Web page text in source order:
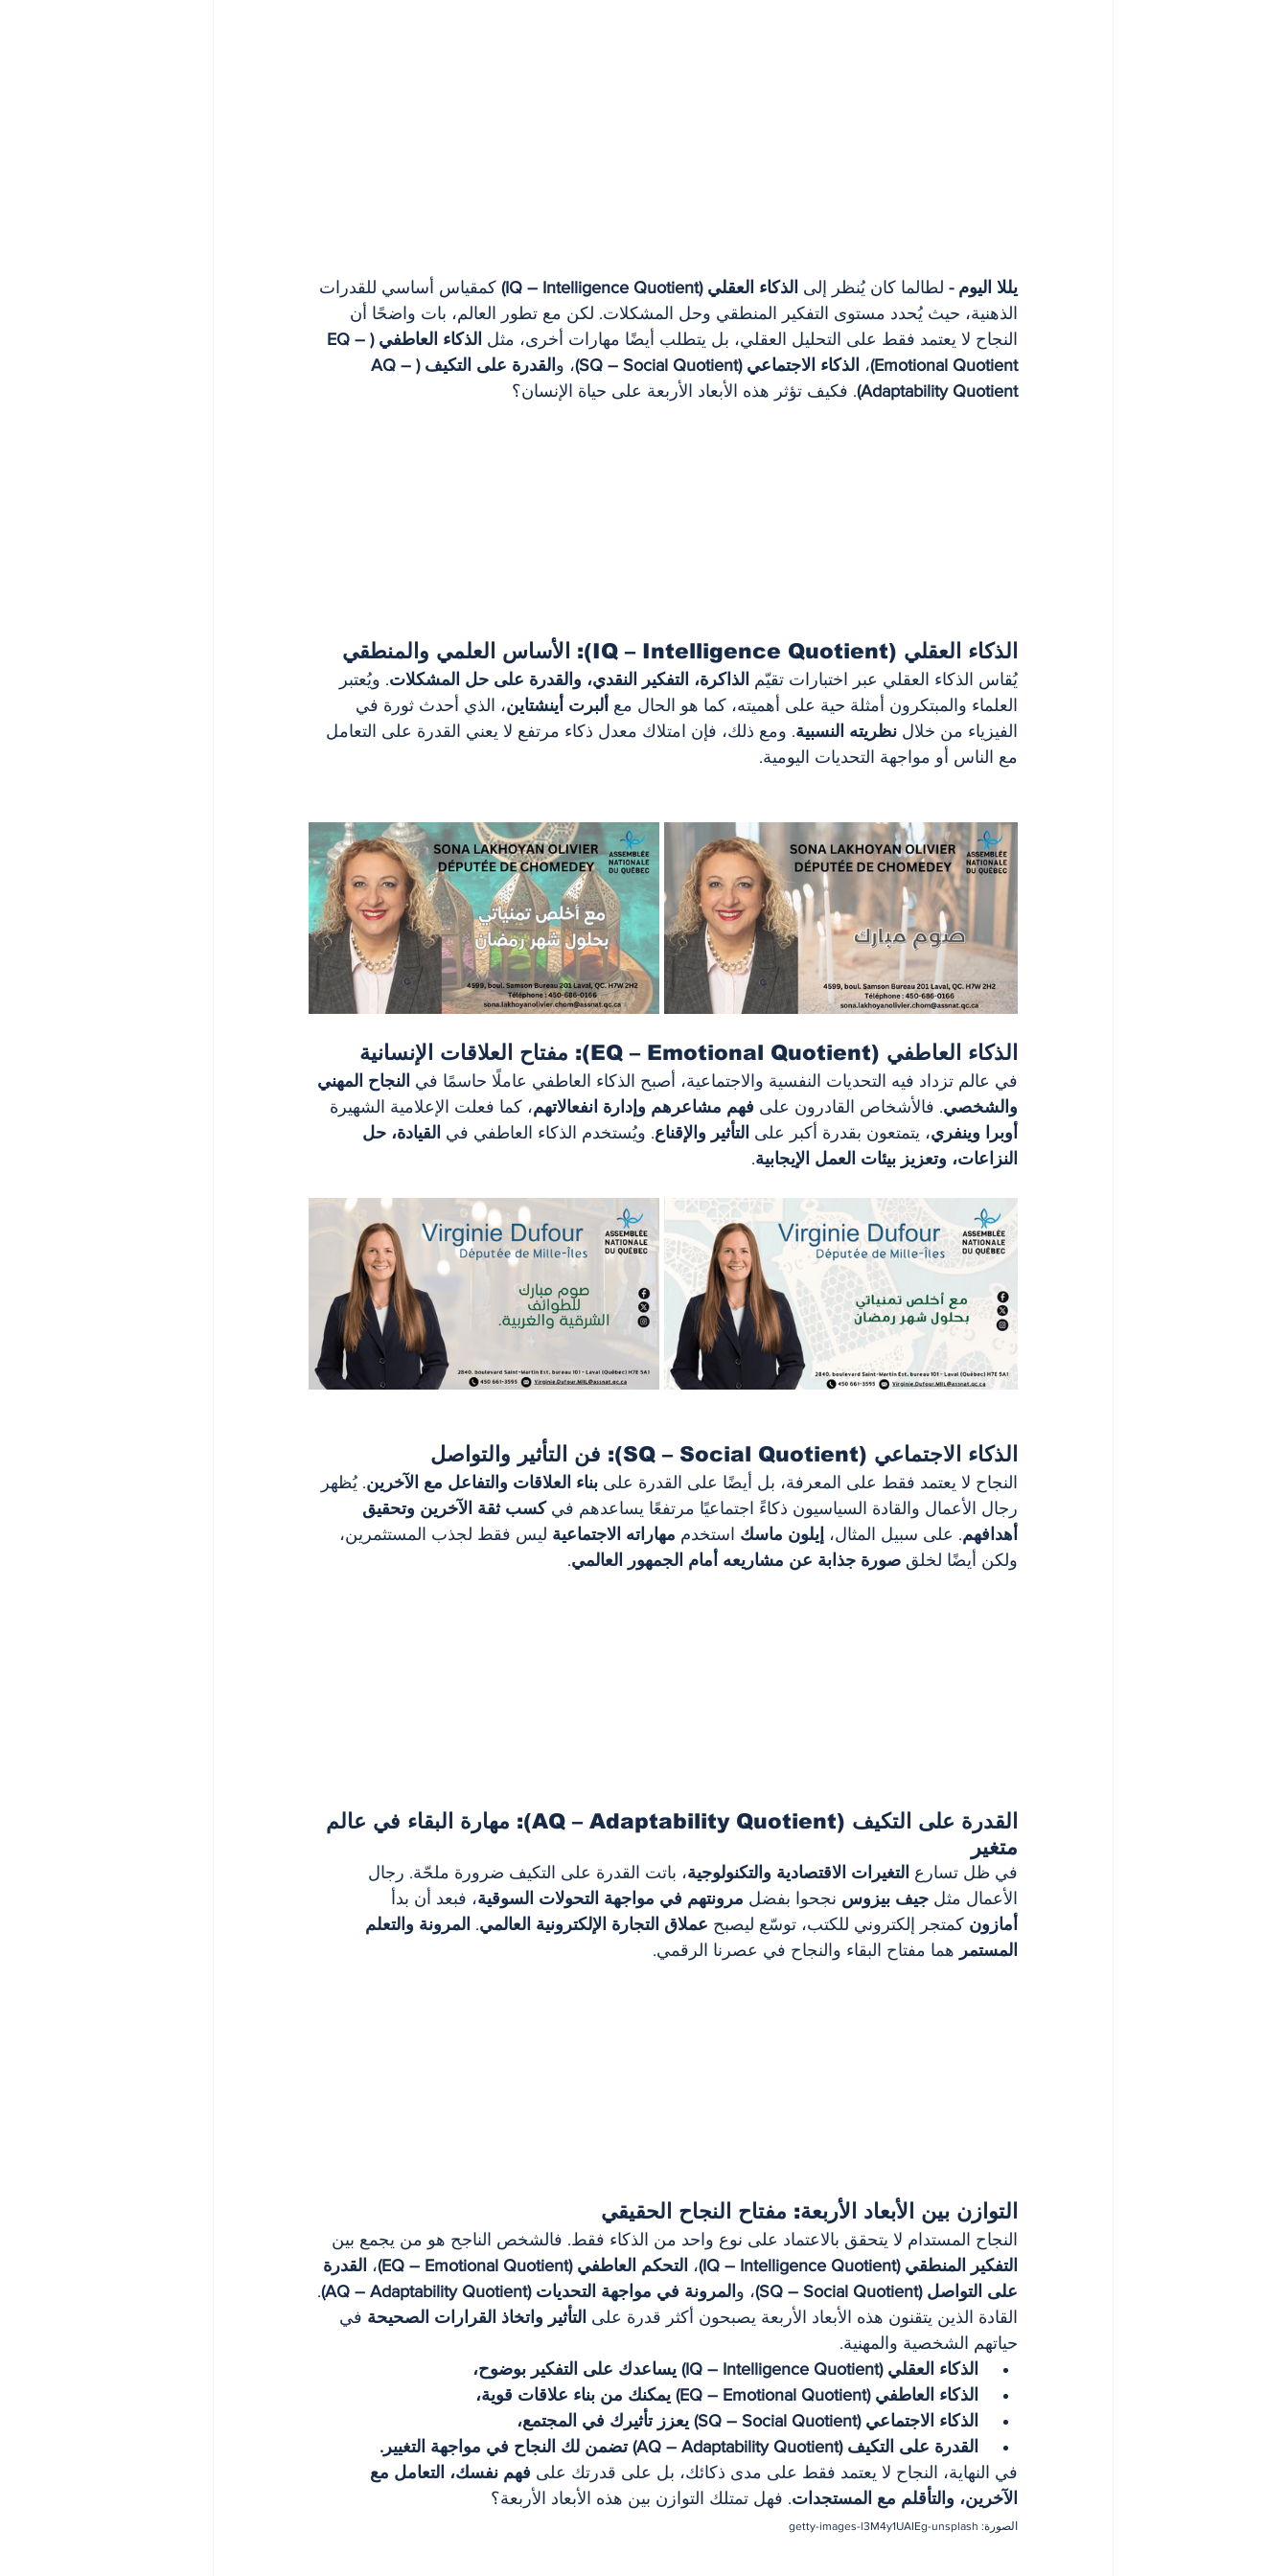
يللا اليوم - لطالما كان يُنظر إلى الذكاء العقلي (IQ – Intelligence Quotient)
كمقياس أساسي للقدرات
الذهنية، حيث يُحدد مستوى التفكير المنطقي وحل المشكلات. لكن مع تطور العالم، بات واضحًا أن
النجاح لا يعتمد فقط على التحليل العقلي، بل يتطلب أيضًا مهارات أخرى، مثل
الذكاء العاطفي (EQ –
Emotional Quotient) ، الذكاء الاجتماعي (SQ – Social Quotient) ، و
القدرة على التكيف (AQ –
Adaptability Quotient) . فكيف تؤثر هذه الأبعاد الأربعة على حياة الإنسان؟
الذكاء العقلي (IQ – Intelligence Quotient): الأساس العلمي والمنطقي
يُقاس الذكاء العقلي عبر اختبارات تقيّم الذاكرة، التفكير النقدي، والقدرة على حل المشكلات. ويُعتبر
العلماء والمبتكرون أمثلة حية على أهميته، كما هو الحال مع ألبرت أينشتاين، الذي أحدث ثورة في
الفيزياء من خلال نظريته النسبية. ومع ذلك، فإن امتلاك معدل ذكاء مرتفع لا يعني القدرة على التعامل
مع الناس أو مواجهة التحديات اليومية.
الذكاء العاطفي (EQ – Emotional Quotient): مفتاح العلاقات الإنسانية
في عالم تزداد فيه التحديات النفسية والاجتماعية، أصبح الذكاء العاطفي عاملًا حاسمًا في النجاح المهني
والشخصي. فالأشخاص القادرون على فهم مشاعرهم وإدارة انفعالاتهم، كما فعلت الإعلامية الشهيرة
أوبرا وينفري، يتمتعون بقدرة أكبر على التأثير والإقناع. ويُستخدم الذكاء العاطفي في القيادة، حل
النزاعات، وتعزيز بيئات العمل الإيجابية.
الذكاء الاجتماعي (SQ – Social Quotient): فن التأثير والتواصل
النجاح لا يعتمد فقط على المعرفة، بل أيضًا على القدرة على بناء العلاقات والتفاعل مع الآخرين. يُظهر
رجال الأعمال والقادة السياسيون ذكاءً اجتماعيًا مرتفعًا يساعدهم في كسب ثقة الآخرين وتحقيق
أهدافهم. على سبيل المثال، إيلون ماسك استخدم مهاراته الاجتماعية ليس فقط لجذب المستثمرين،
ولكن أيضًا لخلق صورة جذابة عن مشاريعه أمام الجمهور العالمي.
القدرة على التكيف (AQ – Adaptability Quotient): مهارة البقاء في عالم
متغير
في ظل تسارع التغيرات الاقتصادية والتكنولوجية، باتت القدرة على التكيف ضرورة ملحّة. رجال
الأعمال مثل جيف بيزوس نجحوا بفضل مرونتهم في مواجهة التحولات السوقية، فبعد أن بدأ
أمازون كمتجر إلكتروني للكتب، توسّع ليصبح عملاق التجارة الإلكترونية العالمي. المرونة والتعلم
المستمر هما مفتاح البقاء والنجاح في عصرنا الرقمي.
التوازن بين الأبعاد الأربعة: مفتاح النجاح الحقيقي
النجاح المستدام لا يتحقق بالاعتماد على نوع واحد من الذكاء فقط. فالشخص الناجح هو من يجمع بين
التفكير المنطقي (IQ – Intelligence Quotient)
، التحكم العاطفي (EQ – Emotional Quotient) ، القدرة
على التواصل (SQ – Social Quotient)
، و المرونة في مواجهة التحديات (AQ – Adaptability Quotient)
.
القادة الذين يتقنون هذه الأبعاد الأربعة يصبحون أكثر قدرة على التأثير واتخاذ القرارات الصحيحة في
حياتهم الشخصية والمهنية.
الذكاء العقلي (IQ – Intelligence Quotient) يساعدك على التفكير بوضوح،
الذكاء العاطفي (EQ – Emotional Quotient) يمكنك من بناء علاقات قوية،
الذكاء الاجتماعي (SQ – Social Quotient) يعزز تأثيرك في المجتمع،
القدرة على التكيف (AQ – Adaptability Quotient) تضمن لك النجاح في مواجهة التغيير.
في النهاية، النجاح لا يعتمد فقط على مدى ذكائك، بل على قدرتك على فهم نفسك، التعامل مع
الآخرين، والتأقلم مع المستجدات. فهل تمتلك التوازن بين هذه الأبعاد الأربعة؟
الصورة: getty-images-l3M4y1UAIEg-unsplash